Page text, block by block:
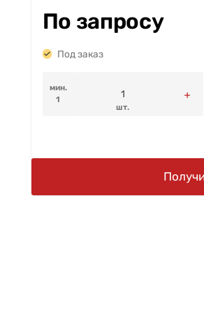
По запросу
Под заказ
мин.
1
шт.